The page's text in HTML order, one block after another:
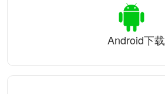
Android下载